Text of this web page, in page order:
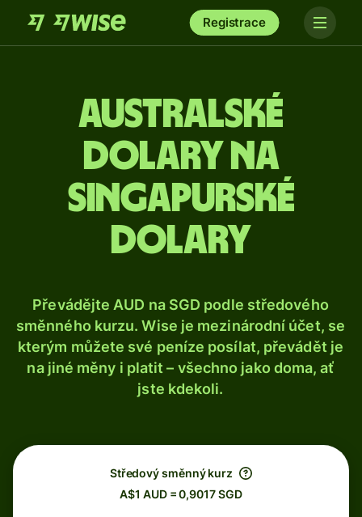
Registrace
Australské
dolary na
singapurské
dolary
Převádějte AUD na SGD podle středového
směnného kurzu. Wise je mezinárodní účet, se
kterým můžete své peníze posílat, převádět je
na jiné měny i platit – všechno jako doma, ať
jste kdekoli.
Středový směnný kurz
A$1 AUD = 0,9017 SGD